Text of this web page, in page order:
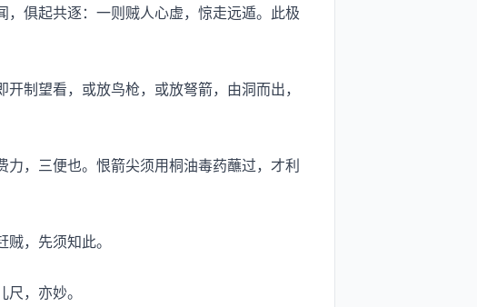
俱起共逐：一则贼人心虚，惊走远遁。此极
望看，或放鸟枪，或放弩箭，由洞而出，
，三便也。恨箭尖须用桐油毒药蘸过，才利
，先须知此。
，亦妙。